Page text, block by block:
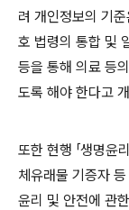
려 개인정보의 기
호 법령의 통합 및
등을 통해 의료 등
도록 해야 한다고
또한 현행 「생명윤
체유래물 기증자
윤리 및 안전에 관